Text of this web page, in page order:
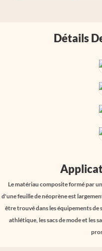
Détails
Le matériau composite formé par
d'une feuille de néoprène est
être trouvé dans les équipements
athlétique, les sacs de mode et les